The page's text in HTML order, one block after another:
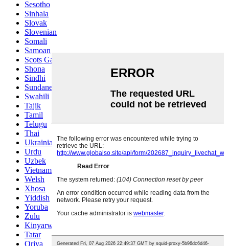
Sesotho
Sinhala
Slovak
Slovenian
Somali
Samoan
Scots Gaelic
Shona
Sindhi
Sundanese
Swahili
Tajik
Tamil
Telugu
Thai
Ukrainian
Urdu
Uzbek
Vietnamese
Welsh
Xhosa
Yiddish
Yoruba
Zulu
Kinyarwanda
Tatar
Oriya